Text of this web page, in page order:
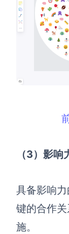
探索
定价
（3）影响
具备影响
键的合作
施。